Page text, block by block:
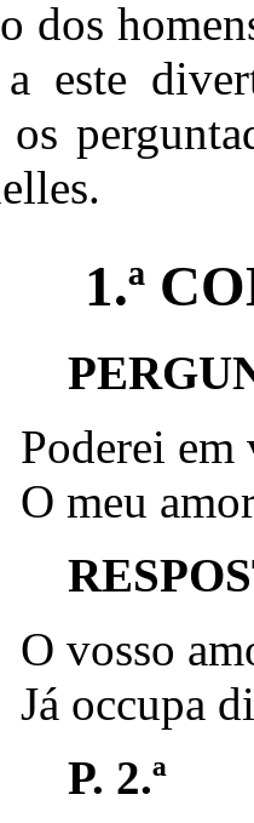
dos
a este
os
1.ª
Poderei em
O meu
O vosso
Já occupa
P. 2.ª